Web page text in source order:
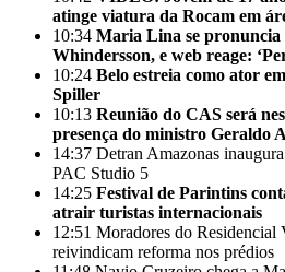
atinge viatura da Rocam em
10:34 Maria Lina se pronuncia
Whindersson, e web reage:
10:24 Belo estreia como ator
Spiller
10:13 Reunião do CAS será
presença do ministro Geraldo
14:37 Detran Amazonas
PAC Studio 5
14:25 Festival de Parintins
atrair turistas internacionais
12:51 Moradores do Residencial
reivindicam reforma nos prédios